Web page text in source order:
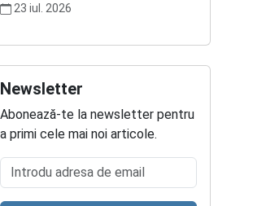
23 iul. 2026
Newsletter
Abonează-te la newsletter pentru
a primi cele mai noi articole.
Introdu adresa de email